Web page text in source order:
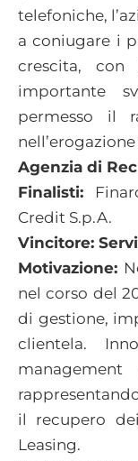
telefoniche,
a coniugare i
crescita,
importante
permesso il
Agenzia di
Finalisti:
Credit S.p.A.
Vincitore:
Motivazione:
nel corso del
di gestione,
clientela.
il recupero
Leasing.